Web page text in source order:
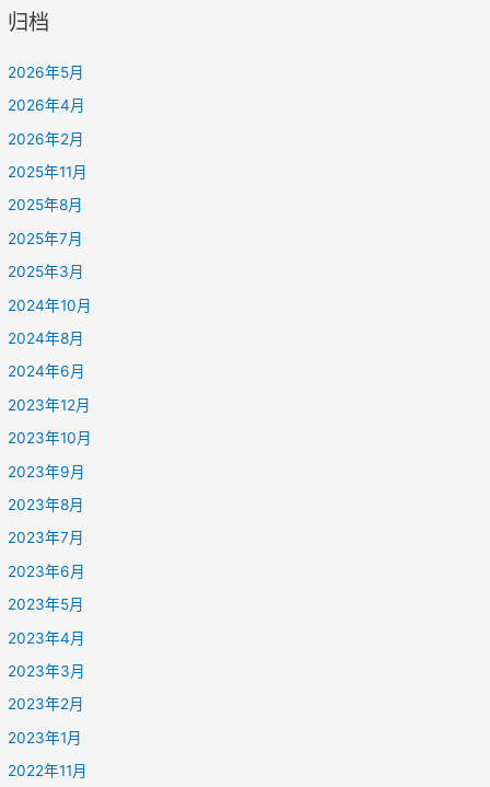
归档
2026年5月
2026年4月
2026年2月
2025年11月
2025年8月
2025年7月
2025年3月
2024年10月
2024年8月
2024年6月
2023年12月
2023年10月
2023年9月
2023年8月
2023年7月
2023年6月
2023年5月
2023年4月
2023年3月
2023年2月
2023年1月
2022年11月